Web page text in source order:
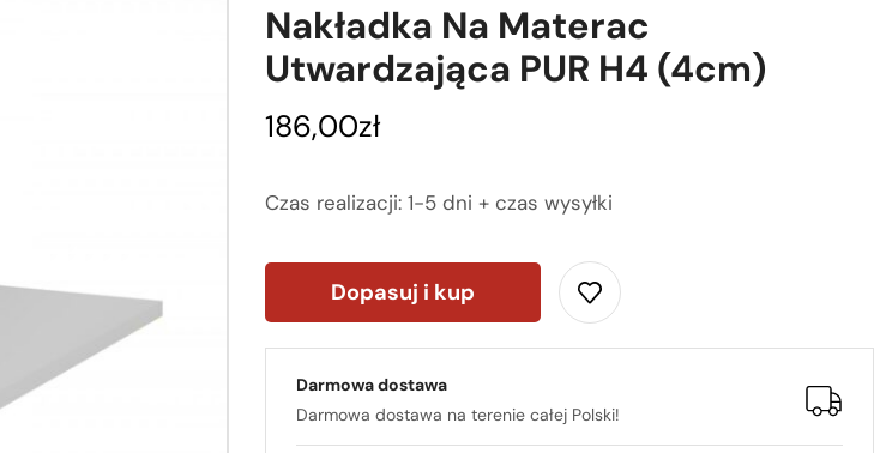
Nakładka Na Materac
Utwardzająca PUR H4 (4cm)
186,00zł
Czas realizacji: 1-5 dni + czas wysyłki
Dopasuj i kup
Darmowa dostawa
Darmowa dostawa na terenie całej Polski!